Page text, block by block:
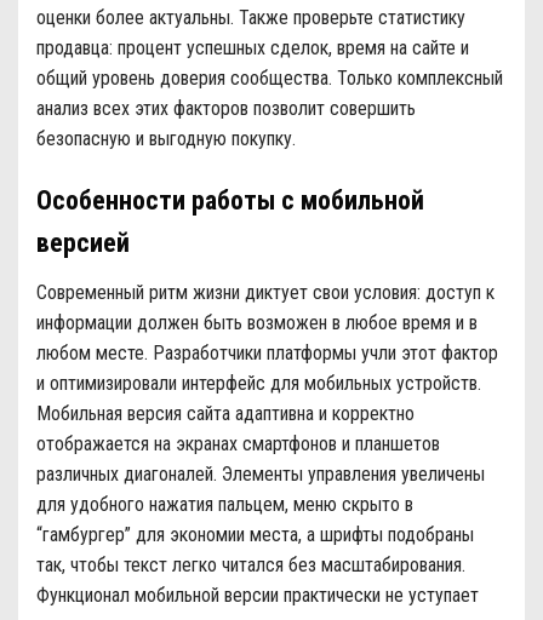
оценки более актуальны. Также проверьте статистику
продавца: процент успешных сделок, время на сайте и
общий уровень доверия сообщества. Только комплексный
анализ всех этих факторов позволит совершить
безопасную и выгодную покупку.
Особенности работы с мобильной
версией
Современный ритм жизни диктует свои условия: доступ к
информации должен быть возможен в любое время и в
любом месте. Разработчики платформы учли этот фактор
и оптимизировали интерфейс для мобильных устройств.
Мобильная версия сайта адаптивна и корректно
отображается на экранах смартфонов и планшетов
различных диагоналей. Элементы управления увеличены
для удобного нажатия пальцем, меню скрыто в
“гамбургер” для экономии места, а шрифты подобраны
так, чтобы текст легко читался без масштабирования.
Функционал мобильной версии практически не уступает